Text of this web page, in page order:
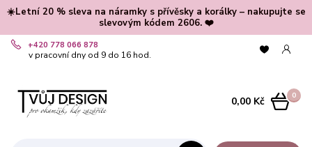
☀️Letní 20 % sleva na náramky s přívěsky a korálky – nakupujte se
slevovým kódem 2606. ❤️
+420 778 066 878
v pracovní dny od 9 do 16 hod.
0
0,00 Kč